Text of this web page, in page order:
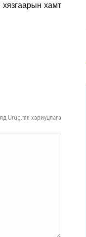
хамт
Urug.mn хариуцлага